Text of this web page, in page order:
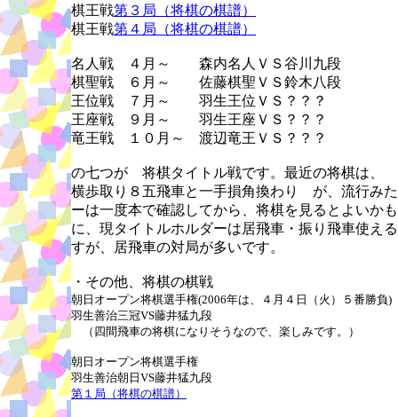
棋王戦第３局（将棋の棋譜）
棋王戦第４局（将棋の棋譜）
名人戦 ４月～ 森内名人ＶＳ谷川九段
棋聖戦 ６月～ 佐藤棋聖ＶＳ鈴木八段
王位戦 ７月～ 羽生王位ＶＳ？？？
王座戦 ９月～ 羽生王座ＶＳ？？？
竜王戦 １０月～ 渡辺竜王ＶＳ？？？
の七つが 将棋タイトル戦です。最近の将棋は、
横歩取り８五飛車と一手損角換わり が、流行み
ーは一度本で確認してから、将棋を見るとよいか
に、現タイトルホルダーは居飛車・振り飛車使え
すが、居飛車の対局が多いです。
・その他、将棋の棋戦
朝日オープン将棋選手権(2006年は、４月４日（火）５番勝負)
羽生善治三冠VS藤井猛九段
（四間飛車の将棋になりそうなので、楽しみです。）
朝日オープン将棋選手権
羽生善治朝日VS藤井猛九段
第１局（将棋の棋譜）